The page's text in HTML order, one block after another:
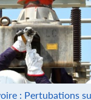
: Pertubations